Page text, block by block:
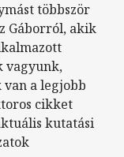
többször
Gáborról, akik
vagyunk,
a legjobb
cikket
kutatási